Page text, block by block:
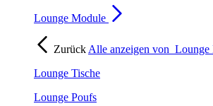
Lounge Module
Zurück Alle anzeigen von Lounge
Lounge Tische
Lounge Poufs